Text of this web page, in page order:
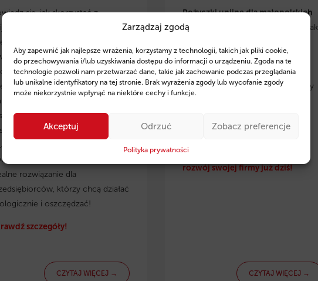
Zarządzaj zgodą
Aby zapewnić jak najlepsze wrażenia, korzystamy z technologii, takich jak pliki cookie,
do przechowywania i/lub uzyskiwania dostępu do informacji o urządzeniu. Zgoda na te
technologie pozwoli nam przetwarzać dane, takie jak zachowanie podczas przeglądania
lub unikalne identyfikatory na tej stronie. Brak wyrażenia zgody lub wycofanie zgody
może niekorzystnie wpłynąć na niektóre cechy i funkcje.
Akceptuj Odrzuć Zobacz preferencje
Polityka prywatności
się, jak skorzystać z
eko pożyczek w
w OZE, modernizację
czy zakup
sprzętu. Poznaj
finansowania, przykłady
oraz sprawdź, jak
Fintaxis mogą pomóc Ci
zdobyć środki na rozwój
firmy. Eko pożyczka to
rozwiązanie dla
którzy chcą działać
i oszczędzać!
szczegóły!
CZYTAJ WIĘCEJ →
Pożyczki unijne dla małopolskich
przedsiębiorców
– dowiedz się, jak
pożyczek na rozwój, inwestycje i
odnawialne źródła energii. Zyskaj
wsparcie ekspertów Fintaxis, którzy
finansowania.
Sprawdź szczegóły i postaw na
rozwój swojej firmy już dziś!
CZYTAJ WIĘCEJ →